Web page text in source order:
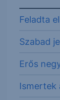
Feladta
Szabad
Erős
Ismertek